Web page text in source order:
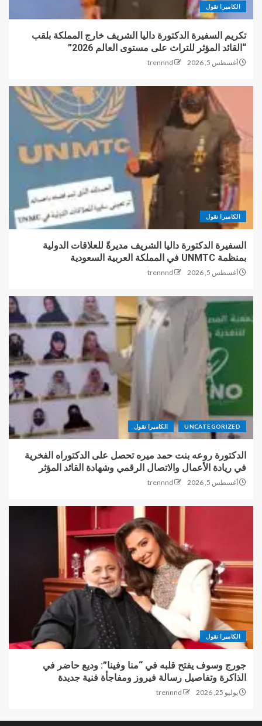
الكاميرا تقول
تكريم السفيرة الدكتورة داليا الشريف خارج المملكة بلقب
“القائد المؤثر للتراث على مستوى العالم 2026”
أغسطس 5, 2026 trennnd
الكاميرا تقول
السفيرة الدكتورة داليا الشريف مديرةً للعلاقات الدولية
بمنظمة UNMTC في المملكة العربية السعودية
أغسطس 5, 2026 trennnd
UNCATEGORIZED الكاميرا تقول
الدكتورة روعه بنت حمد ميره تحصل على الدكتوراه الفخرية
في ريادة الأعمال والاتصال الرقمي وشهادة القائد المؤثر
أغسطس 5, 2026 trennnd
الكاميرا تقول
جورج وسوف يفتح قلبه في “منا وفينا”: وديع حاضر في
الذاكرة وتفاصيل رسالة فيروز ومفاجأة فنية جديدة
يوليو 25, 2026 trennnd